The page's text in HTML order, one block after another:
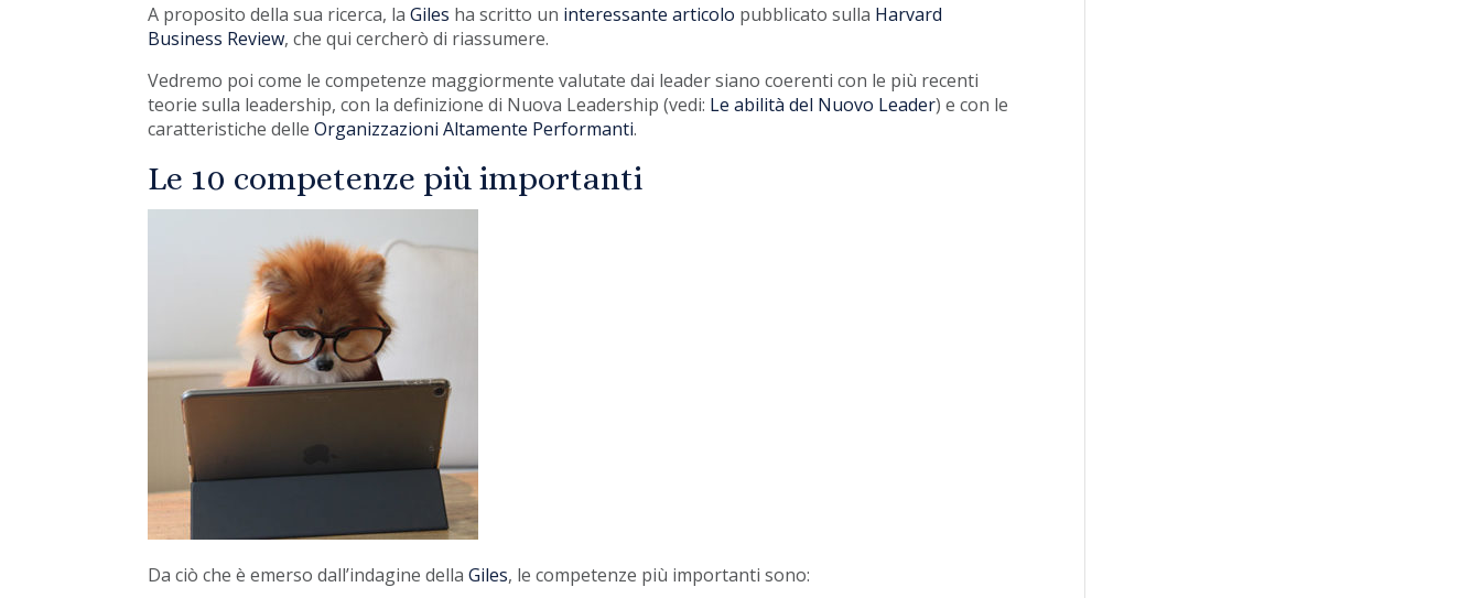
A proposito della sua ricerca, laGiles ha scritto un interessante articolo pubblicato sulla Harvard
Business Review, che qui cercherò di riassumere.
Vedremo poi come le competenze maggiormente valutate dai leader siano coerenti con le più recenti
teorie sulla leadership, con la definizione di Nuova Leadership (vedi: Le abilità del Nuovo Leader) e con le
caratteristiche delleOrganizzazioni Altamente Performanti.
Le 10 competenze più importanti
Da ciò che è emerso dall’indagine dellaGiles, le competenze più importanti sono: